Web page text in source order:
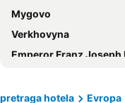
Mygovo
Verkhovyna
Emperor Franz Joseph I
Vorohta
pretraga hotela Evropa